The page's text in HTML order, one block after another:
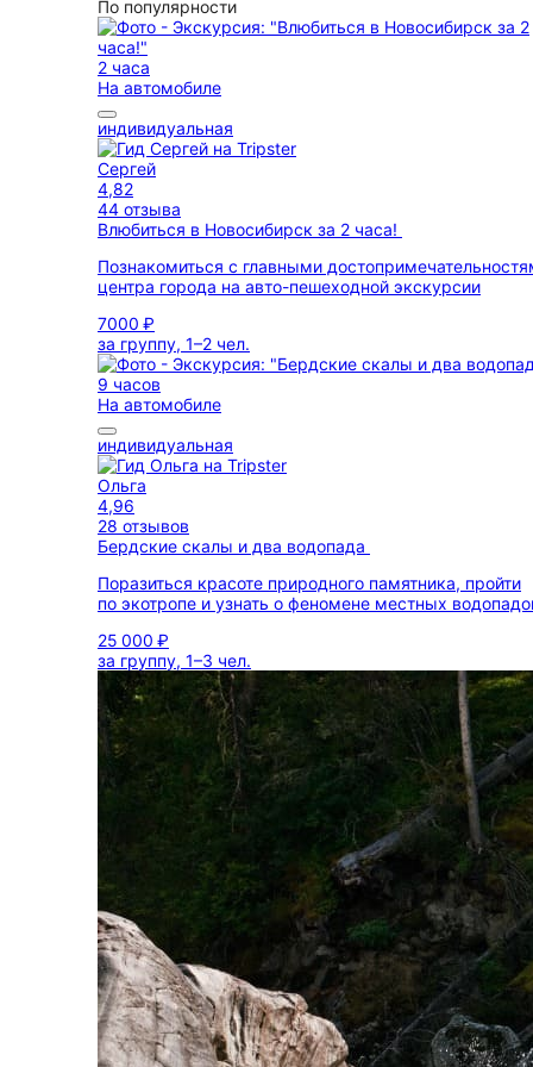
По популярности
2 часа
На автомобиле
индивидуальная
Сергей
4,82
44 отзыва
Влюбиться в Новосибирск за 2 часа!
Познакомиться с главными
центра города на авто-пешеходной экскурсии
7000 ₽
за группу, 1–2 чел.
9 часов
На автомобиле
индивидуальная
Ольга
4,96
28 отзывов
Бердские скалы и два водопада
Поразиться красоте природного памятника, пройти
по экотропе и узнать о феномене местных
25 000 ₽
за группу, 1–3 чел.